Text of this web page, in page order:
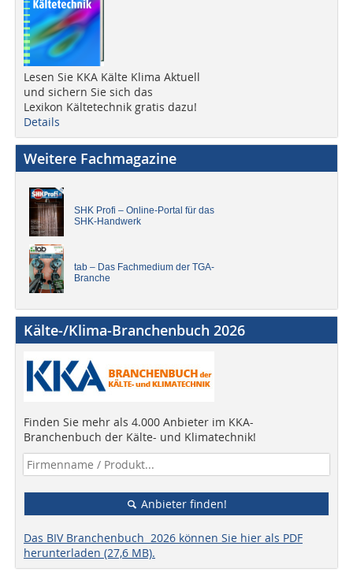
Lesen Sie KKA Kälte Klima Aktuell
und sichern Sie sich das
Lexikon Kältetechnik gratis dazu!
Details
Weitere Fachmagazine
SHK Profi – Online-Portal für das
SHK-Handwerk
tab – Das Fachmedium der TGA-
Branche
Kälte-/Klima-Branchenbuch 2026
Finden Sie mehr als 4.000 Anbieter im KKA-
Branchenbuch der Kälte- und Klimatechnik!
Anbieter finden!
Das BIV Branchenbuch 2026 können Sie hier als PDF
herunterladen (27,6 MB).